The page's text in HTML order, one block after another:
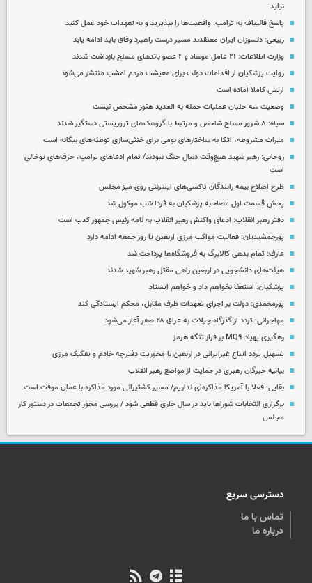
نیاید
پاسخ قالیباف به ترامپ: واقعیت‌ها را بپذیرید و به تعهدات خود عمل کنید
ربیعی: دلسوزان ایران معتقدند مسیر درست راهبرد وفاق باید ادامه یابد
وزارت اطلاعات: ۲۱ عامل موساد و ۴ عضو باندهای مسلح بازداشت شدند
روایت پزشکیان از اقدامات دولت برای معیشت مردم امشب منتشر می‌شود
ارتش کاملا آماده است
وضعیت سه خلبان عملیات حمله به العدید هنوز مشخص نیست
سپاه: ۸ شرور مسلح شاخص و مرتبط با گروهک‌های تروریستی دستگیر شدند
میراث مشروطه، اتکا به ساختارهای بومی برای خنثی‌سازی توطئه‌های بیگانه است
روحانی: رهبر شهید هیچ‌وقت دنبال جنگ نبودند/ تمام ادعاهای ترامپ، حرف‌های توخالی
است
طرح اصلاح بیمه رانندگان تاکسی‌های اینترنتی روی میز مجلس
پخش قسمت اول مصاحبه پزشکیان به فردا شب موکول شد
دفتر رهبر انقلاب: ادعای واکنش رهبر انقلاب به نامه رئیس جمهور کذب است
پورجمشیدیان: فعالیت مواکب مرزی اربعین تا روز جمعه ادامه دارد
عارف: تمام بدهی کالابرگ به فروشگاه‌ها پرداخت شد
هیئت‌های دانشجویی در اربعین راهی مقتل رهبر شهید شدند
پزشکیان: استعفا نخواهم داد و خواهم ایستاد
پورمحمدی: دولت بر اجرای تعهدات طرف مقابل، محکم ایستادگی کند
مهاجرانی: تردد از گذرگاه چیلات به عراق ۲۸ صفر آغاز می‌شود
رهگیری پهپاد MQ۹ بر فراز تنگه هرمز
تسهیل تردد اتباع غیرایرانی در اربعین با محوریت دفترچه خادم و تفکیک مرزی
بیانیه خبرگان رهبری در حمایت از مواضع رهبر انقلاب
بقایی: فعلا با آمریکا مذاکره‌ای نداریم/ مسیر کشتیرانی مورد مذاکره با عمان موقت است
برگزاری انتخابات شوراها باید در سال جاری قطعی شود / بررسی مجوز تجمعات در دستور کار
مجلس
دسترسی سریع
تماس با ما
درباره ما